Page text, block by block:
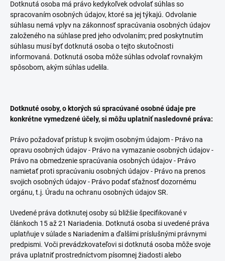
Dotknutá osoba má právo kedykoľvek odvolať súhlas so
spracovaním osobných údajov, ktoré sa jej týkajú. Odvolanie
súhlasu nemá vplyv na zákonnosť spracúvania osobných údajov
založeného na súhlase pred jeho odvolaním; pred poskytnutím
súhlasu musí byť dotknutá osoba o tejto skutočnosti
informovaná. Dotknutá osoba môže súhlas odvolať rovnakým
spôsobom, akým súhlas udelila.
Dotknuté osoby, o ktorých sú spracúvané osobné údaje pre
konkrétne vymedzené účely, si môžu uplatniť nasledovné práva:
Právo požadovať prístup k svojim osobným údajom - Právo na
opravu osobných údajov - Právo na vymazanie osobných údajov -
Právo na obmedzenie spracúvania osobných údajov - Právo
namietať proti spracúvaniu osobných údajov - Právo na prenos
svojich osobných údajov - Právo podať sťažnosť dozornému
orgánu, t.j. Úradu na ochranu osobných údajov SR.
Uvedené práva dotknutej osoby sú bližšie špecifikované v
článkoch 15 až 21 Nariadenia. Dotknutá osoba si uvedené práva
uplatňuje v súlade s Nariadením a ďalšími príslušnými právnymi
predpismi. Voči prevádzkovateľovi si dotknutá osoba môže svoje
práva uplatniť prostredníctvom písomnej žiadosti alebo